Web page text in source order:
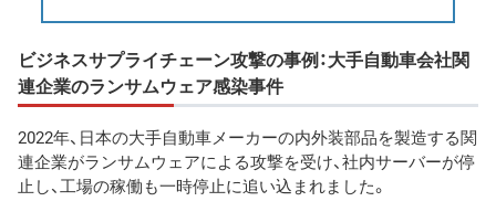
ビジネスサプライチェーン攻撃の事例：大手自動車会社関
連企業のランサムウェア感染事件
2022年、日本の大手自動車メーカーの内外装部品を製造する関
連企業がランサムウェアによる攻撃を受け、社内サーバーが停
止し、工場の稼働も一時停止に追い込まれました。